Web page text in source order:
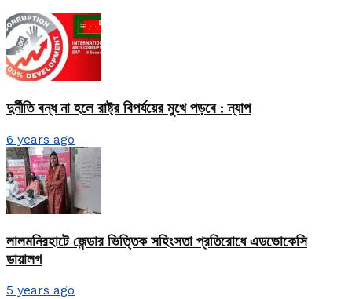
দুর্নীতি বন্ধ না হলে রাষ্ট্র বিপর্যয়ের মুখে পড়বে : ন্যাপ
6 years ago
লালমনিরহাটে জেন্ডার ভিত্তিক সহিংসতা প্রতিরোধে এডভোকেসি
ডায়ালগ
5 years ago